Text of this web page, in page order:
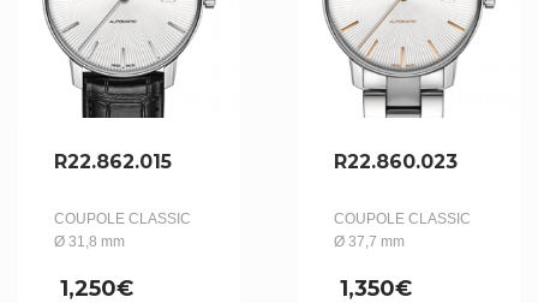
R22.862.015
COUPOLE CLASSIC
Ø 31,8 mm
1,250€
R22.860.023
COUPOLE CLASSIC
Ø 37,7 mm
1,350€